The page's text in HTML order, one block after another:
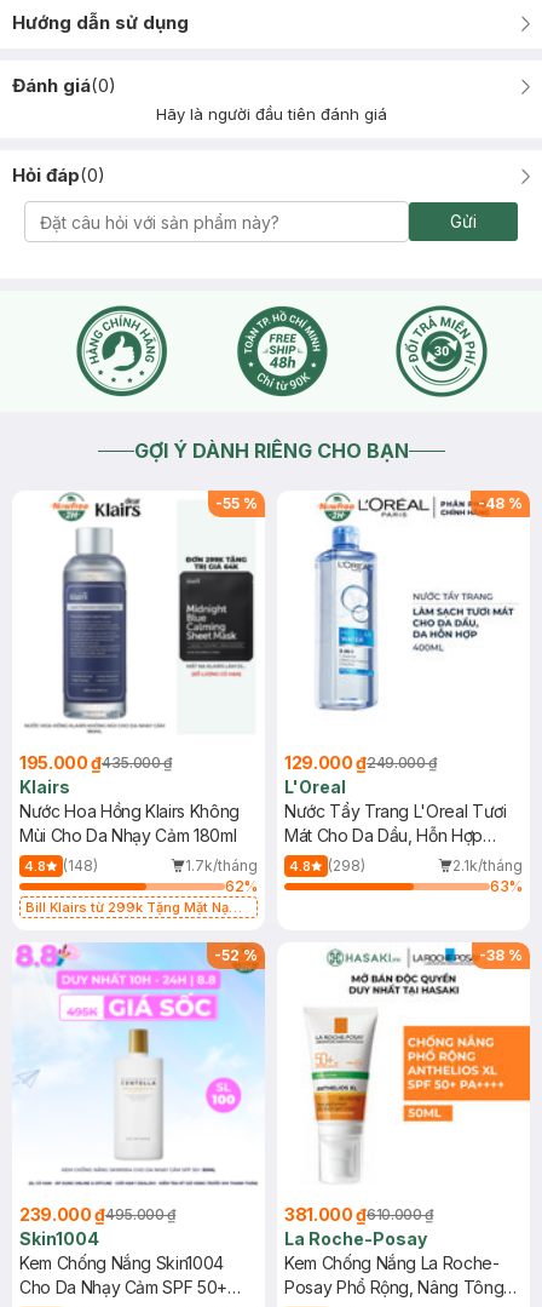
Hướng dẫn sử dụng
Đánh giá(0)
Hãy là người đầu tiên đánh giá
Hỏi đáp(0)
Gửi
GỢI Ý DÀNH RIÊNG CHO BẠN
-55 %
195.000 ₫435.000 ₫
Klairs
Nước Hoa Hồng Klairs Không
Mùi Cho Da Nhạy Cảm 180ml
4.8 (148)
1.7k/tháng
62%
Bill Klairs từ 299k Tặng Mặt Nạ
25ml (SL Có Hạn)
-48 %
129.000 ₫249.000 ₫
L'Oreal
Nước Tẩy Trang L'Oreal Tươi
Mát Cho Da Dầu, Hỗn Hợp
400ml
4.8 (298)
2.1k/tháng
63%
-52%
239.000 ₫495.000 ₫
Skin1004
Kem Chống Nắng Skin1004
Cho Da Nhạy Cảm SPF 50+
-38 %
381.000 ₫610.000 ₫
La Roche-Posay
Kem Chống Nắng La Roche-
Posay Phổ Rộng, Nâng Tông